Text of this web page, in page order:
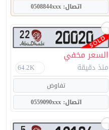
اتصال: 0508844xxx
السعر مخفي
منذ دقيقة 64.2K
تفاوض
اتصال: 0559090xxx